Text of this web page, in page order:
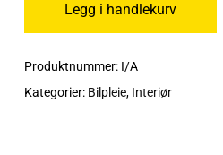
Legg i handlekurv
Produktnummer: I/A
Kategorier: Bilpleie, Interiør